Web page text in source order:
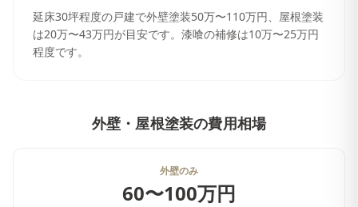
延床30坪程度の戸建で外壁塗装50万〜110万円、屋根塗装
は20万〜43万円が目安です。漆喰の補修は10万〜25万円
程度です。
外壁・屋根塗装の費用相場
外壁のみ
60〜100万円